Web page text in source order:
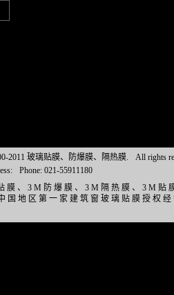
2011 玻璃贴膜、防爆膜、隔热膜.
All rights
Phone: 021-55911180
膜、3M防爆膜、3M隔热膜、3M
国地区第一家建筑窗玻璃贴膜授权